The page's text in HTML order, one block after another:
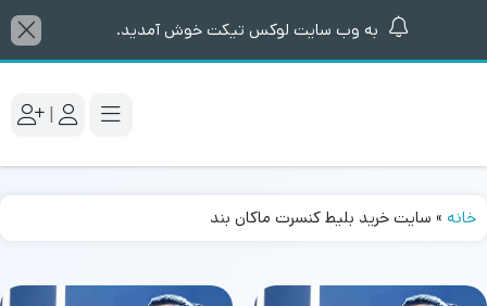
به وب سایت لوکس تیکت خوش آمدید.
|
خانه » سایت خرید بلیط کنسرت ماکان بند